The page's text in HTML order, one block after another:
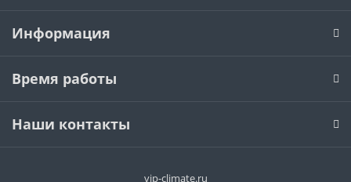
Информация
Время работы
Наши контакты
vip-climate.ru